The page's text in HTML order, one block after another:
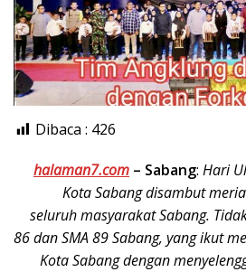
Dibaca : 426
halaman7.com – Sabang: Hari
Kota Sabang disambut
seluruh masyarakat Sabang.
86 dan SMA 89 Sabang, yang ikut
Kota Sabang dengan